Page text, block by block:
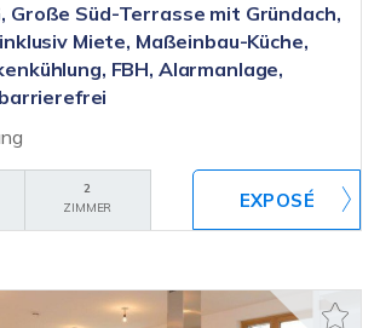
Große Süd-Terrasse mit Gründach,
Miete, Maßeinbau-Küche,
FBH, Alarmanlage,
2
ZIMMER